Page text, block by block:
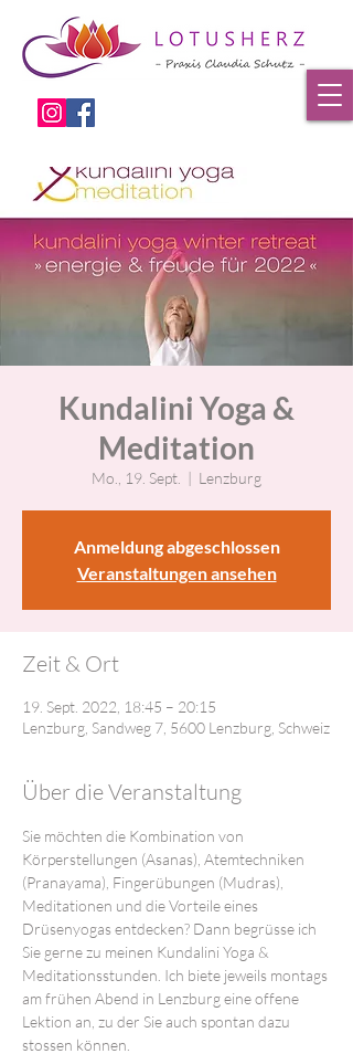
Kundalini Yoga &
Meditation
Mo., 19. Sept.
  |
Lenzburg
Anmeldung abgeschlossen
Veranstaltungen ansehen
Zeit & Ort
19. Sept. 2022, 18:45 – 20:15
Lenzburg, Sandweg 7, 5600 Lenzburg, Schweiz
Über die Veranstaltung
Sie möchten die Kombination von
Körperstellungen (Asanas), Atemtechniken
(Pranayama), Fingerübungen (Mudras),
Meditationen und die Vorteile eines
Drüsenyogas entdecken? Dann begrüsse ich
Sie gerne zu meinen Kundalini Yoga &
Meditationsstunden. Ich biete jeweils montags
am frühen Abend in Lenzburg eine offene
Lektion an, zu der Sie auch spontan dazu
stossen können.